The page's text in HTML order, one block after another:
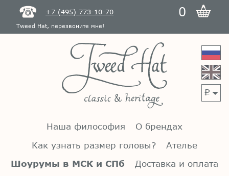
+7 (495) 773-10-70 0
Tweed Hat, перезвоните мне!
p
Наша философия
О брендах
Как узнать размер головы?
Ателье
Шоурумы в МСК и СПб
Доставка и оплата